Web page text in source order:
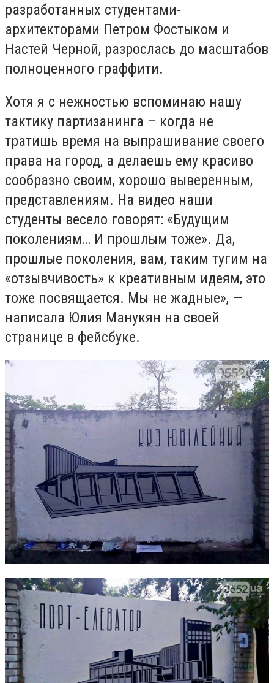
разработанных студентами-
архитекторами Петром Фостыком и
Настей Черной, разрослась до масштабов
полноценного граффити.
Хотя я с нежностью вспоминаю нашу
тактику партизанинга – когда не
тратишь время на выпрашивание своего
права на город, а делаешь ему красиво
сообразно своим, хорошо выверенным,
представлениям. На видео наши
студенты весело говорят: «Будущим
поколениям… И прошлым тоже». Да,
прошлые поколения, вам, таким тугим на
«отзывчивость» к креативным идеям, это
тоже посвящается. Мы не жадные», —
написала Юлия Манукян на своей
странице в фейсбуке.